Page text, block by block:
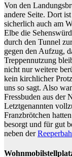
Von den
andere Seite. Dort
sicherlich auch am
Elbe die
durch den Tunnel
gegen den Aufzug,
Treppennutzung
nicht nur weitere
kein kirchlicher
uns so sagt. Also
Fressbuden aus der
Letztgenannten
Franzbrötchen
besorgt und für gut
neben der